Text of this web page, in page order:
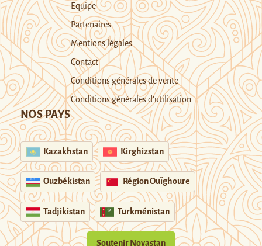
Equipe
Partenaires
Mentions légales
Contact
Conditions générales de vente
Conditions générales d’utilisation
NOS PAYS
Kazakhstan Kirghizstan
Ouzbékistan Région Ouïghoure
Tadjikistan Turkménistan
Soutenir Novastan